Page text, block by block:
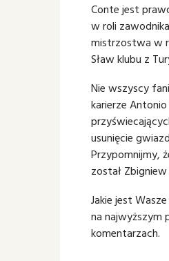
Conte jest
w roli
mistrzostwa w
Sław klubu z
Nie wszyscy
karierze
usunięcie
Przypomnijmy,
został Zbigniew
Jakie jest
na najwyższym
komentarzach.